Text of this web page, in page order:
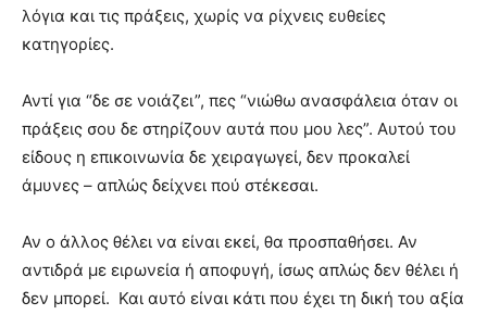
λόγια και τις πράξεις, χωρίς να ρίχνεις ευθείες
κατηγορίες.
Αντί για “δε σε νοιάζει”, πες “νιώθω ανασφάλεια όταν οι
πράξεις σου δε στηρίζουν αυτά που μου λες”. Αυτού του
είδους η επικοινωνία δε χειραγωγεί, δεν προκαλεί
άμυνες – απλώς δείχνει πού στέκεσαι.
Αν ο άλλος θέλει να είναι εκεί, θα προσπαθήσει. Αν
αντιδρά με ειρωνεία ή αποφυγή, ίσως απλώς δεν θέλει ή
δεν μπορεί. Και αυτό είναι κάτι που έχει τη δική του αξία